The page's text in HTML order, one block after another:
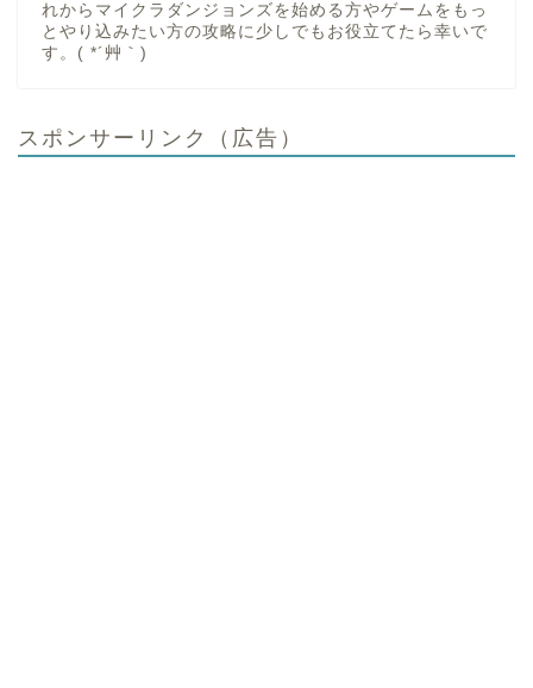
れからマイクラダンジョンズを始める方やゲームをもっ
とやり込みたい方の攻略に少しでもお役立てたら幸いで
す。( *´艸｀)
スポンサーリンク（広告）